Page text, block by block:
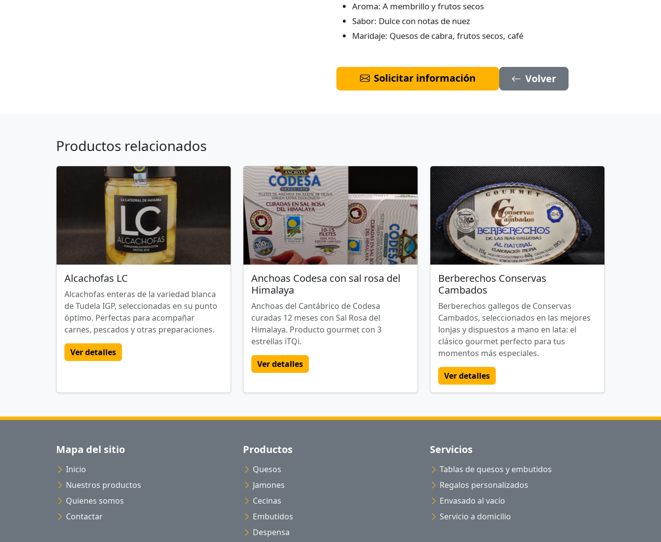
Aroma: A membrillo y frutos secos
Sabor: Dulce con notas de nuez
Maridaje: Quesos de cabra, frutos secos, café
Solicitar información Volver
Productos relacionados
Alcachofas LC
Alcachofas enteras de la variedad blanca
de Tudela IGP, seleccionadas en su punto
óptimo. Perfectas para acompañar
carnes, pescados y otras preparaciones.
Ver detalles
Anchoas Codesa con sal rosa del
Himalaya
Anchoas del Cantábrico de Codesa
curadas 12 meses con Sal Rosa del
Himalaya. Producto gourmet con 3
estrellas iTQi.
Ver detalles
Berberechos Conservas
Cambados
Berberechos gallegos de Conservas
Cambados, seleccionados en las mejores
lonjas y dispuestos a mano en lata: el
clásico gourmet perfecto para tus
momentos más especiales.
Ver detalles
Mapa del sitio
Inicio
Nuestros productos
Quienes somos
Contactar
Productos
Quesos
Jamones
Cecinas
Embutidos
Despensa
Servicios
Tablas de quesos y embutidos
Regalos personalizados
Envasado al vacío
Servicio a domicilio